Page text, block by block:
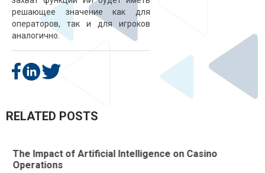
решающее значение как для
операторов, так и для игроков
аналогично.
RELATED POSTS
The Impact of Artificial Intelligence on Casino
Operations